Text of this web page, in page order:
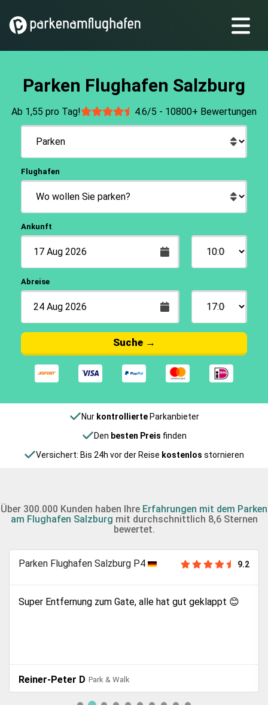
Parken Flughafen Salzburg
Ab 1,55 pro Tag! 4.6/5 - 10800+ Bewertungen
Flughafen
Ankunft
Abreise
Suche →
Nur kontrollierteParkanbieter
Den besten Preis finden
Versichert: Bis 24h vor der Reise kostenlos stornieren
Über 300.000 Kunden haben Ihre Erfahrungen mit dem Parken
am Flughafen Salzburg mit durchschnittlich 8,6 Sternen
bewertet.
Parken Flughafen Salzburg P4 9.2
Super Entfernung zum Gate, alle hat gut geklappt 😊
Reiner-Peter D Park & Walk